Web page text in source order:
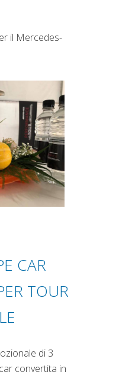
il Mercedes-
CAR
TOUR
di 3
convertita in